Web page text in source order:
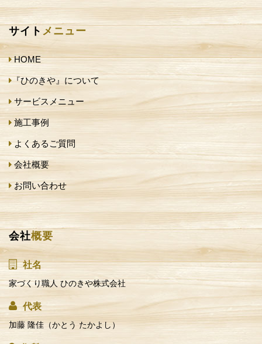
サイト メニュー
HOME
『ひのきや』について
サービスメニュー
施工事例
よくあるご質問
会社概要
お問い合わせ
会社概要
社名
家づくり職人 ひのきや株式会社
代表
加藤 隆佳（かとう たかよし）